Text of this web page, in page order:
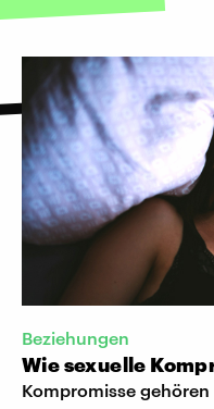
Beziehungen
Wie sexuelle
Kompromisse